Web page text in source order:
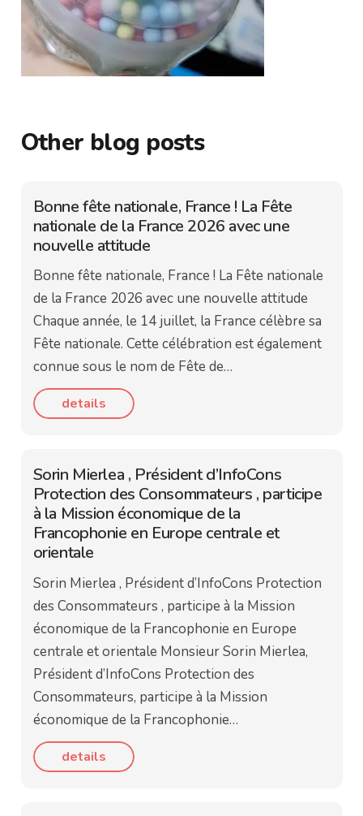
Other blog posts
Bonne fête nationale, France ! La Fête
nationale de la France 2026 avec une
nouvelle attitude
Bonne fête nationale, France ! La Fête nationale
de la France 2026 avec une nouvelle attitude
Chaque année, le 14 juillet, la France célèbre sa
Fête nationale. Cette célébration est également
connue sous le nom de Fête de…
details
Sorin Mierlea , Président d’InfoCons
Protection des Consommateurs , participe
à la Mission économique de la
Francophonie en Europe centrale et
orientale
Sorin Mierlea , Président d’InfoCons Protection
des Consommateurs , participe à la Mission
économique de la Francophonie en Europe
centrale et orientale Monsieur Sorin Mierlea,
Président d’InfoCons Protection des
Consommateurs, participe à la Mission
économique de la Francophonie…
details